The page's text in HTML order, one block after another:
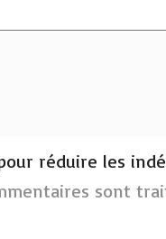
réduire les
sont